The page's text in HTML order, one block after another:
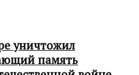
уничтожил
память